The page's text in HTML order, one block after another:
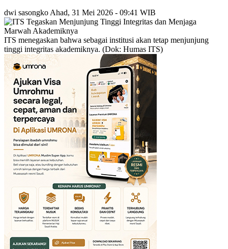
dwi sasongko Ahad, 31 Mei 2026 - 09:41 WIB
ITS menegaskan bahwa sebagai institusi akan tetap menjunjung
tinggi integritas akademiknya. (Dok: Humas ITS)